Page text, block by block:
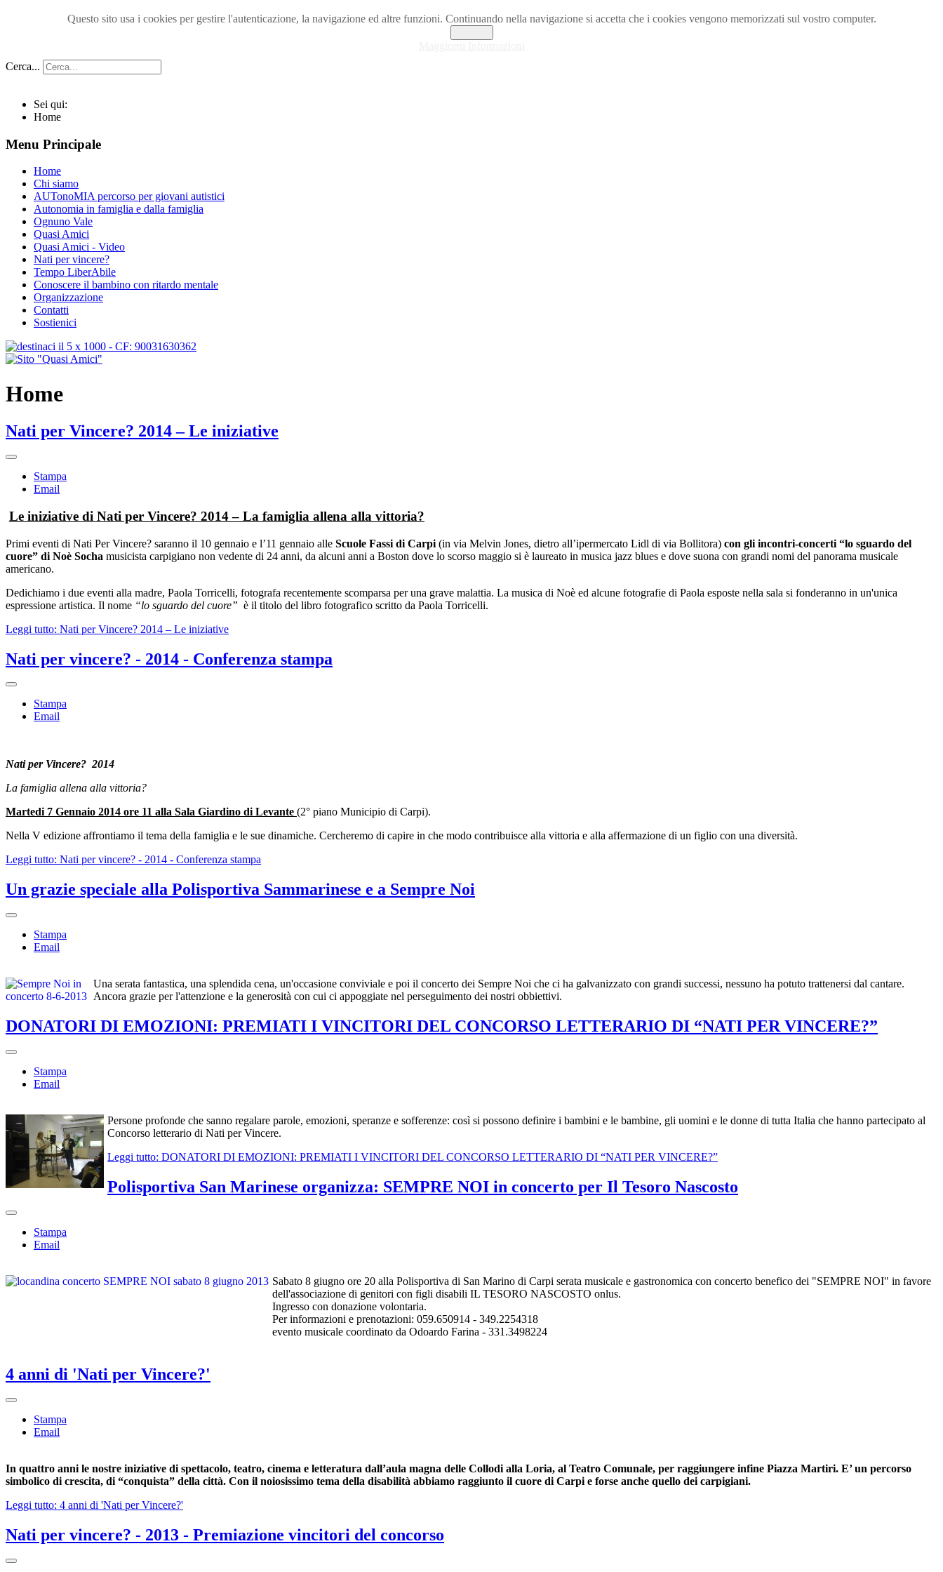
Questo sito usa i cookies per gestire l'autenticazione, la navigazione ed altre funzioni. Continuando nella navigazione si accetta che i cookies vengono memorizzati sul vostro computer.
Cerca...
Sei qui:
Home
Menu Principale
Home
Chi siamo
AUTonoMIA percorso per giovani autistici
Autonomia in famiglia e dalla famiglia
Ognuno Vale
Quasi Amici
Quasi Amici - Video
Nati per vincere?
Tempo LiberAbile
Conoscere il bambino con ritardo mentale
Organizzazione
Contatti
Sostienici
Home
Nati per Vincere? 2014 – Le iniziative
Stampa
Email
Le iniziative di Nati per Vincere? 2014 – La famiglia allena alla vittoria?
Primi eventi di Nati Per Vincere? saranno il 10 gennaio e l’11 gennaio alle Scuole Fassi di Carpi (in via Melvin Jones, dietro all’ipermercato Lidl di via Bollitora) con gli incontri-concerti “lo sguardo del
cuore” di Noè Socha musicista carpigiano non vedente di 24 anni, da alcuni anni a Boston dove lo scorso maggio si è laureato in musica jazz blues e dove suona con grandi nomi del panorama musicale
americano.
Dedichiamo i due eventi alla madre, Paola Torricelli, fotografa recentemente scomparsa per una grave malattia. La musica di Noè ed alcune fotografie di Paola esposte nella sala si fonderanno in un'unica
espressione artistica. Il nome “lo sguardo del cuore” è il titolo del libro fotografico scritto da Paola Torricelli.
Leggi tutto: Nati per Vincere? 2014 – Le iniziative
Nati per vincere? - 2014 - Conferenza stampa
Stampa
Email
Nati per Vincere? 2014
La famiglia allena alla vittoria?
Martedi 7 Gennaio 2014 ore 11 alla Sala Giardino di Levante (2° piano Municipio di Carpi).
Nella V edizione affrontiamo il tema della famiglia e le sue dinamiche. Cercheremo di capire in che modo contribuisce alla vittoria e alla affermazione di un figlio con una diversità.
Leggi tutto: Nati per vincere? - 2014 - Conferenza stampa
Un grazie speciale alla Polisportiva Sammarinese e a Sempre Noi
Stampa
Email
Una serata fantastica, una splendida cena, un'occasione conviviale e poi il concerto dei Sempre Noi che ci ha galvanizzato con grandi successi, nessuno ha potuto trattenersi dal cantare.
Ancora grazie per l'attenzione e la generosità con cui ci appoggiate nel perseguimento dei nostri obbiettivi.
DONATORI DI EMOZIONI: PREMIATI I VINCITORI DEL CONCORSO LETTERARIO DI “NATI PER VINCERE?”
Stampa
Email
Persone profonde che sanno regalare parole, emozioni, speranze e sofferenze: così si possono definire i bambini e le bambine, gli uomini e le donne di tutta Italia che hanno partecipato al
Concorso letterario di Nati per Vincere.
Leggi tutto: DONATORI DI EMOZIONI: PREMIATI I VINCITORI DEL CONCORSO LETTERARIO DI “NATI PER VINCERE?”
Polisportiva San Marinese organizza: SEMPRE NOI in concerto per Il Tesoro Nascosto
Stampa
Email
Sabato 8 giugno ore 20 alla Polisportiva di San Marino di Carpi serata musicale e gastronomica con concerto benefico dei "SEMPRE NOI" in favore
dell'associazione di genitori con figli disabili IL TESORO NASCOSTO onlus.
Ingresso con donazione volontaria.
Per informazioni e prenotazioni: 059.650914 - 349.2254318
evento musicale coordinato da Odoardo Farina - 331.3498224
4 anni di 'Nati per Vincere?'
Stampa
Email
In quattro anni le nostre iniziative di spettacolo, teatro, cinema e letteratura dall’aula magna delle Collodi alla Loria, al Teatro Comunale, per raggiungere infine Piazza Martiri. E’ un percorso
simbolico di crescita, di “conquista” della città. Con il noiosissimo tema della disabilità abbiamo raggiunto il cuore di Carpi e forse anche quello dei carpigiani.
Leggi tutto: 4 anni di 'Nati per Vincere?'
Nati per vincere? - 2013 - Premiazione vincitori del concorso